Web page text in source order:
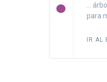
...
para
IR AL